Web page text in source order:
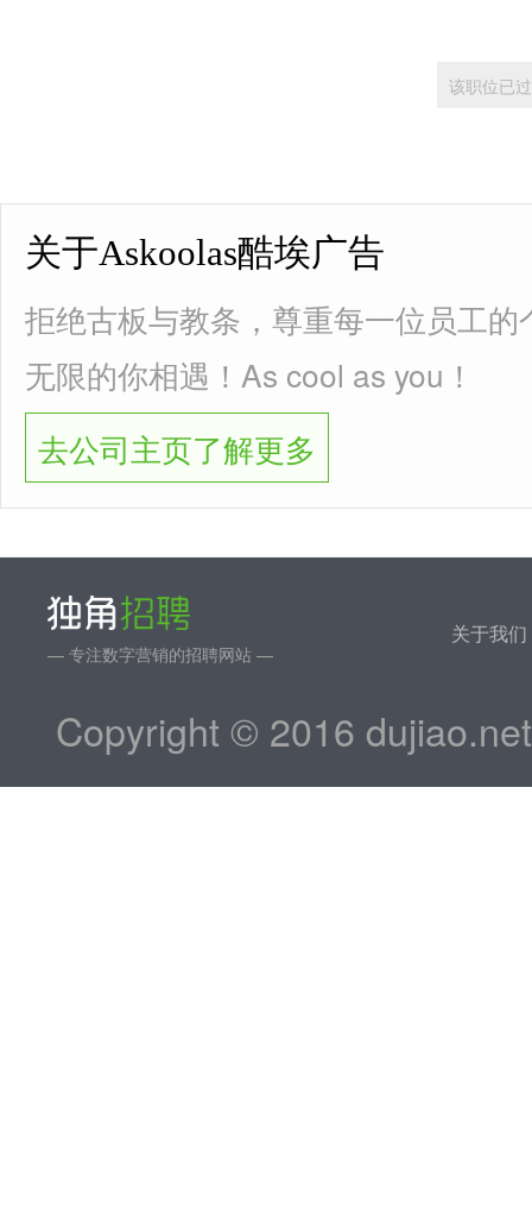
该职位已
关于Askoolas酷埃广告
拒绝古板与教条，尊重每一位员工
无限的你相遇！As cool as you！
去公司主页了解更多
— 专注数字营销的招聘网站 —
关于我们
Copyright © 2016